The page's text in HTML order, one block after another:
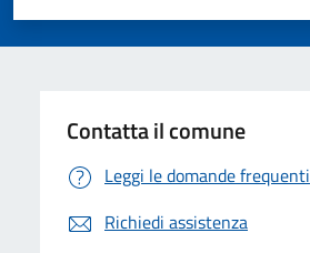
Valuta 5 stelle su 5
Valuta 4 stelle su 5
Valuta 3 stelle su 5
Valuta 2 stelle su 5
Valuta 1 stelle su 5
Contatta il comune
Leggi le domande frequenti
Richiedi assistenza